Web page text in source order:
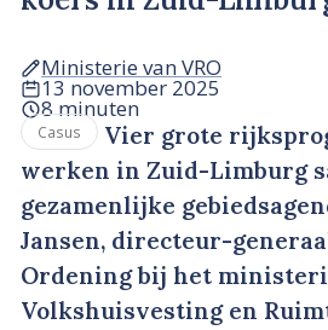
Ministerie van VRO
13 november 2025
8 minuten
Casus
Vier grote
werken in Zuid-Limburg
gezamenlijke
Jansen, directeur-
Ordening bij het
Volkshuisvesting en